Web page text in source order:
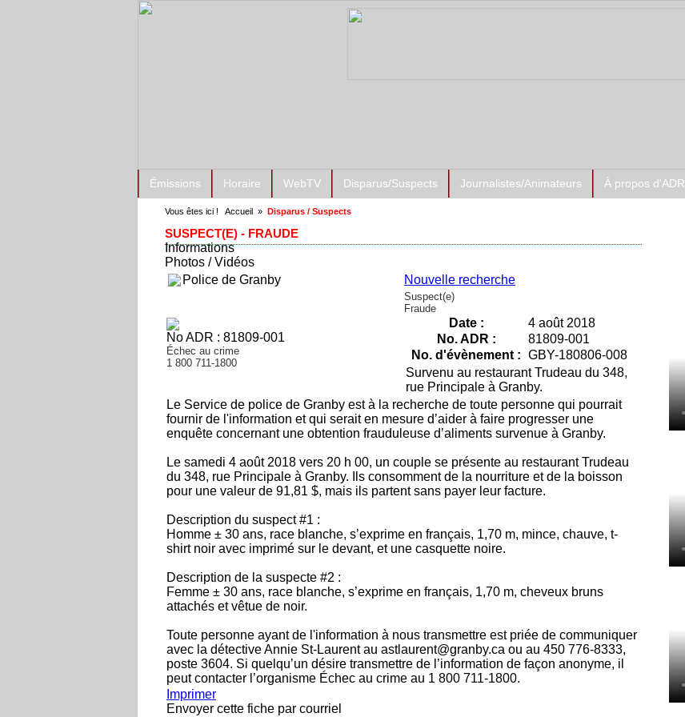
Émissions Horaire WebTV Disparus/Suspects Journalistes/Animateurs À propos d'ADR
Vous êtes ici ! Accueil » Disparus / Suspects
SUSPECT(E) - FRAUDE
Informations
Photos / Vidéos
Police de Granby
Nouvelle recherche
No ADR : 81809-001
Échec au crime
1 800 711-1800
Suspect(e)
Fraude
Date :
4 août 2018
No. ADR :
81809-001
No. d'évènement : GBY-180806-008
Survenu au restaurant Trudeau du 348,
rue Principale à Granby.
Le Service de police de Granby est à la recherche de toute personne qui pourrait
fournir de l'information et qui serait en mesure d’aider à faire progresser une
enquête concernant une obtention frauduleuse d’aliments survenue à Granby.
Le samedi 4 août 2018 vers 20 h 00, un couple se présente au restaurant Trudeau
du 348, rue Principale à Granby. Ils consomment de la nourriture et de la boisson
pour une valeur de 91,81 $, mais ils partent sans payer leur facture.
Description du suspect #1 :
Homme ± 30 ans, race blanche, s’exprime en français, 1,70 m, mince, chauve, t-
shirt noir avec imprimé sur le devant, et une casquette noire.
Description de la suspecte #2 :
Femme ± 30 ans, race blanche, s’exprime en français, 1,70 m, cheveux bruns
attachés et vêtue de noir.
Toute personne ayant de l'information à nous transmettre est priée de communiquer
avec la détective Annie St-Laurent au astlaurent@granby.ca ou au 450 776-8333,
poste 3604. Si quelqu’un désire transmettre de l’information de façon anonyme, il
peut contacter l’organisme Échec au crime au 1 800 711-1800.
Imprimer
Envoyer cette fiche par courriel